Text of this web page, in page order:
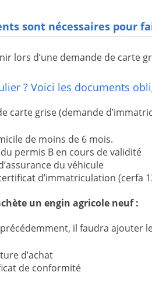
sont nécessaires pour
lors d’une demande de carte
? Voici les documents
carte grise (demande
de moins de 6 mois.
permis B en cours de validité
du véhicule
d’immatriculation (cerfa
un engin agricole neuf :
il faudra ajouter
d’achat
de conformité